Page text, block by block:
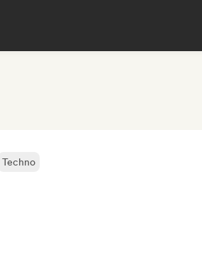
Techno